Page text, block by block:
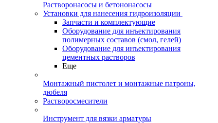
Растворонасосы и бетононасосы
Установки для нанесения гидроизоляции
Запчасти и комплектующие
Оборудование для инъектирования
полимерных составов (смол, гелей)
Оборудование для инъектирования
цементных растворов
Еще
Монтажный пистолет и монтажные патроны,
дюбеля
Растворосмесители
Инструмент для вязки арматуры